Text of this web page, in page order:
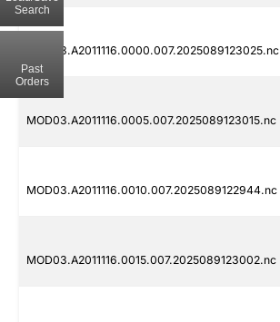
MOD03.A2011116.0000.007.2025089123025.nc
MOD03.A2011116.0005.007.2025089123015.nc
MOD03.A2011116.0010.007.2025089122944.nc
MOD03.A2011116.0015.007.2025089123002.nc
Search
Past
Orders